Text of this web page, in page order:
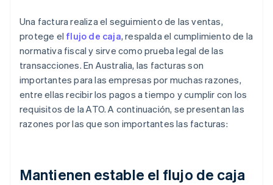
Una factura realiza el seguimiento de las ventas,
protege el flujo de caja, respalda el cumplimiento de la
normativa fiscal y sirve como prueba legal de las
transacciones. En Australia, las facturas son
importantes para las empresas por muchas razones,
entre ellas recibir los pagos a tiempo y cumplir con los
requisitos de la ATO. A continuación, se presentan las
razones por las que son importantes las facturas:
Mantienen estable el flujo de caja